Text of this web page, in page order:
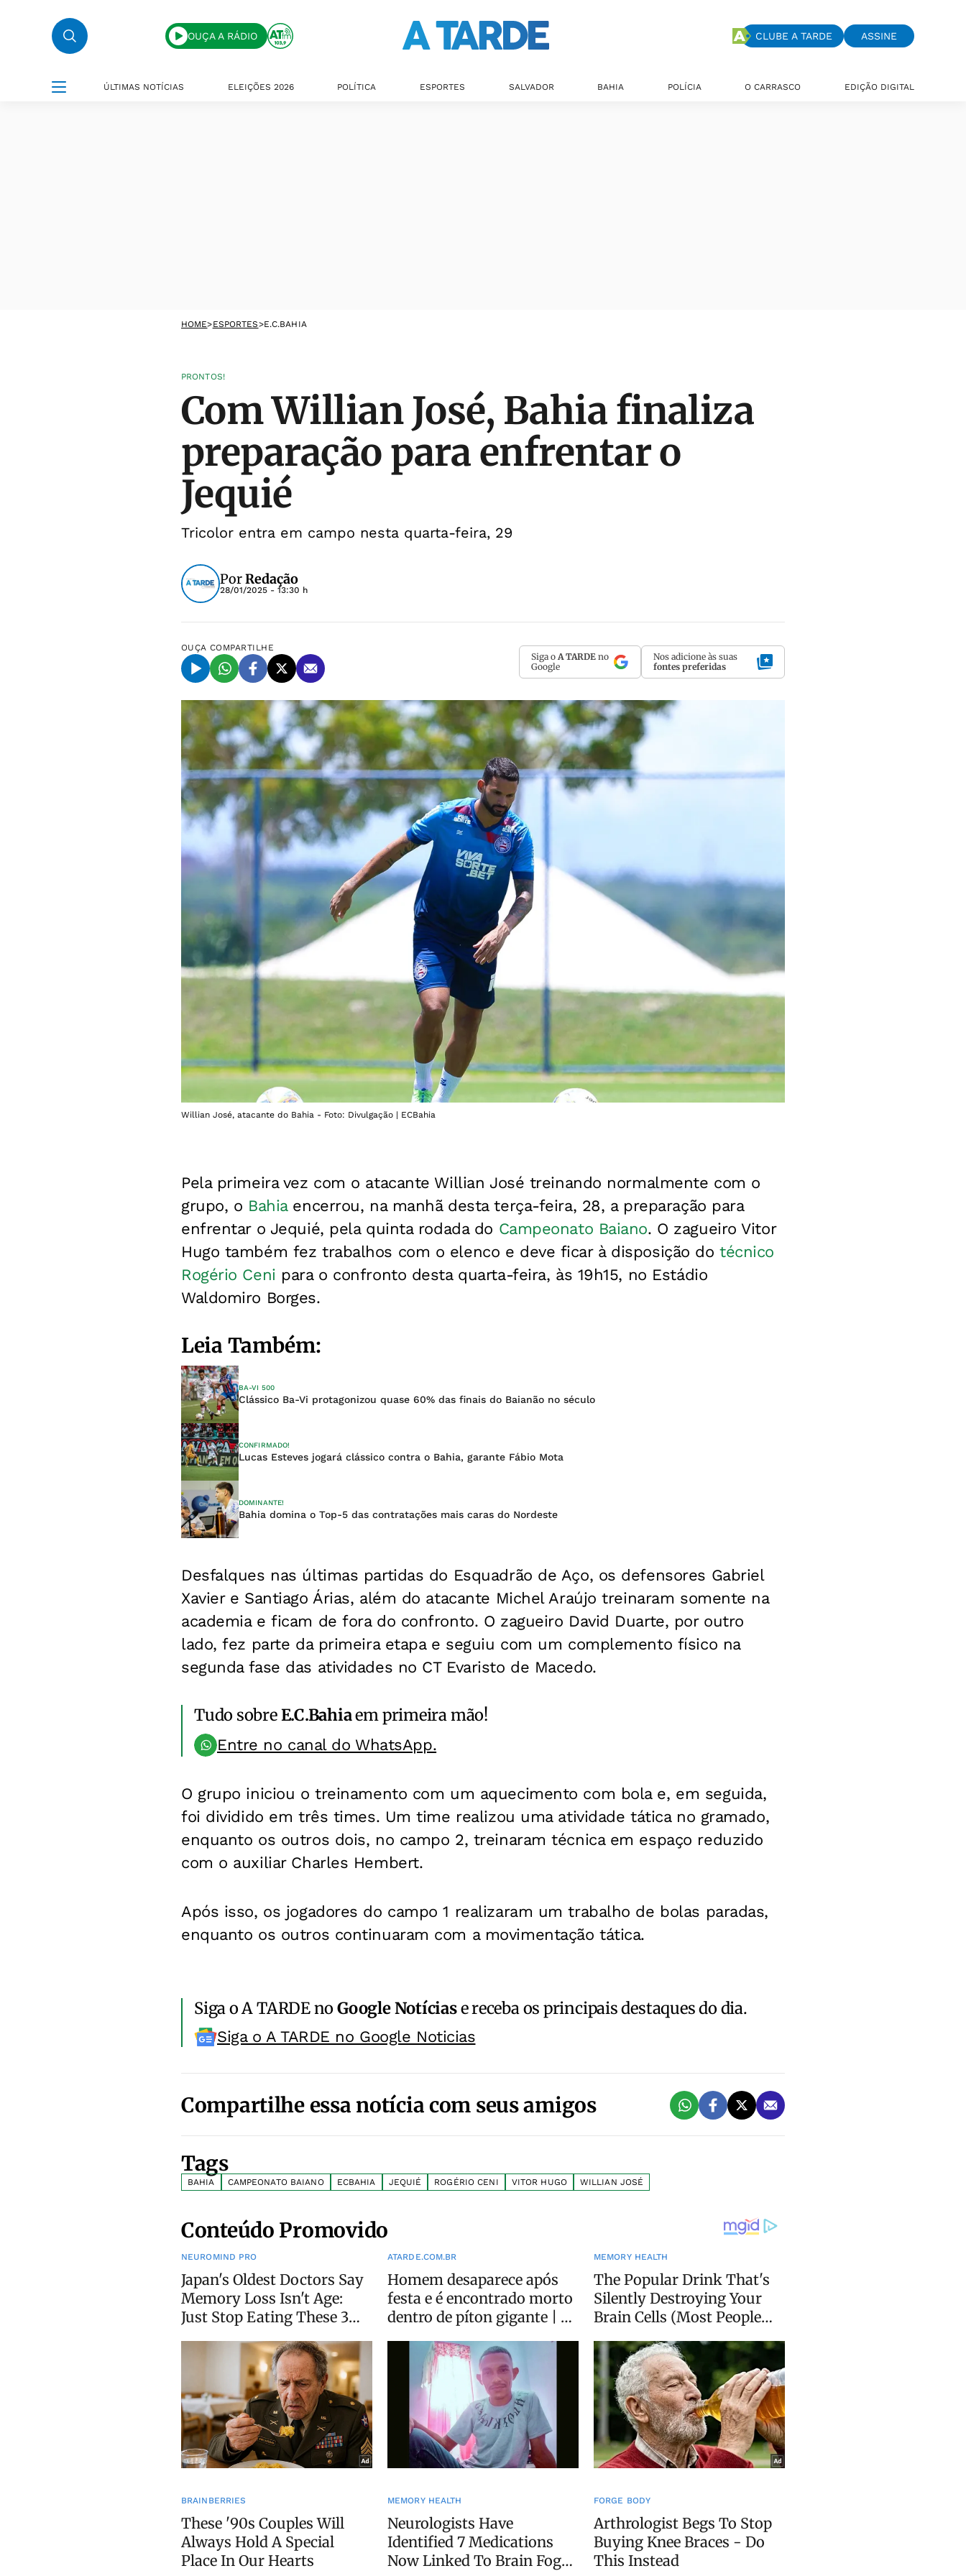
OUÇA A RÁDIO CLUBE A TARDE ASSINE
ÚLTIMAS NOTÍCIAS ELEIÇÕES 2026 POLÍTICA ESPORTES SALVADOR BAHIA POLÍCIA O CARRASCO EDIÇÃO DIGITAL
HOME>ESPORTES>E.C.BAHIA
PRONTOS!
Com Willian José, Bahia finaliza
preparação para enfrentar o
Jequié
Tricolor entra em campo nesta quarta-feira, 29
PorRedação
28/01/2025 - 13:30 h
OUÇA COMPARTILHE
Siga o A TARDE no
Google
Nos adicione às suas
fontes preferidas
Willian José, atacante do Bahia - Foto: Divulgação | ECBahia
Pela primeira vez com o atacante Willian José treinando normalmente com o
grupo, o Bahiaencerrou, na manhã desta terça-feira, 28, a preparação para
enfrentar o Jequié, pela quinta rodada do Campeonato Baiano. O zagueiro Vitor
Hugo também fez trabalhos com o elenco e deve ficar à disposição dotécnico
Rogério Ceni para o confronto desta quarta-feira, às 19h15, no Estádio
Waldomiro Borges.
Leia Também:
BA-VI 500
Clássico Ba-Vi protagonizou quase 60% das finais do Baianão no século
CONFIRMADO!
Lucas Esteves jogará clássico contra o Bahia, garante Fábio Mota
DOMINANTE!
Bahia domina o Top-5 das contratações mais caras do Nordeste
Desfalques nas últimas partidas do Esquadrão de Aço, os defensores Gabriel
Xavier e Santiago Árias, além do atacante Michel Araújo treinaram somente na
academia e ficam de fora do confronto. O zagueiro David Duarte, por outro
lado, fez parte da primeira etapa e seguiu com um complemento físico na
segunda fase das atividades no CT Evaristo de Macedo.
Tudo sobreE.C.Bahiaem primeira mão!
Entre no canal do WhatsApp.
O grupo iniciou o treinamento com um aquecimento com bola e, em seguida,
foi dividido em três times. Um time realizou uma atividade tática no gramado,
enquanto os outros dois, no campo 2, treinaram técnica em espaço reduzido
com o auxiliar Charles Hembert.
Após isso, os jogadores do campo 1 realizaram um trabalho de bolas paradas,
enquanto os outros continuaram com a movimentação tática.
Siga o A TARDE noGoogle Notíciase receba os principais destaques do dia.
Siga o A TARDE no Google Noticias
Compartilhe essa notícia com seus amigos
Tags
BAHIA CAMPEONATO BAIANO ECBAHIA JEQUIÉ ROGÉRIO CENI VITOR HUGO WILLIAN JOSÉ